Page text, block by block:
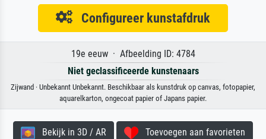
Configureer kunstafdruk
19e eeuw · Afbeelding ID: 4784
Niet geclassificeerde kunstenaars
Zijwand · Unbekannt Unbekannt. Beschikbaar als kunstdruk op canvas, fotopapier,
aquarelkarton, ongecoat papier of Japans papier.
Bekijk in 3D / AR Toevoegen aan favorieten